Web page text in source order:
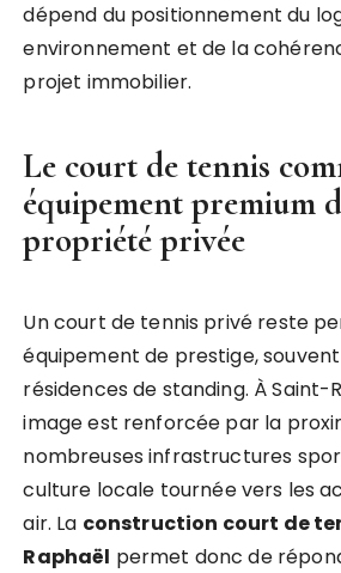
dépend du positionnement du
environnement et de la
projet immobilier.
Le court de tennis
équipement premium
propriété privée
Un court de tennis privé reste
équipement de prestige,
résidences de standing. À Saint-
image est renforcée par la
nombreuses infrastructures
culture locale tournée vers les
air. La construction court de
Raphaël permet donc de